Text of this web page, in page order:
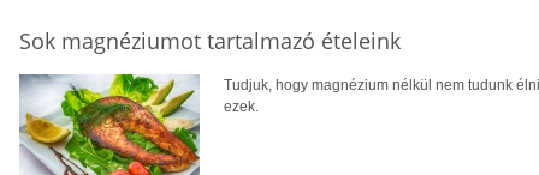
Sok magnéziumot tartalmazó ételeink
Tudjuk, hogy magnézium nélkül nem tudunk
ezek.